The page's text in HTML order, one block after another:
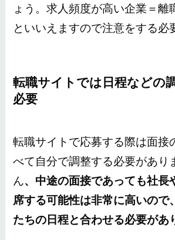
ょう。求人頻度が高い企業＝離
といいえますので注意をする必
転職サイトでは日程などの
必要
転職サイトで応募する際は面接
べて自分で調整する必要があり
ん、中途の面接であっても社長
席する可能性は非常に高いので
たちの日程と合わせる必要があ